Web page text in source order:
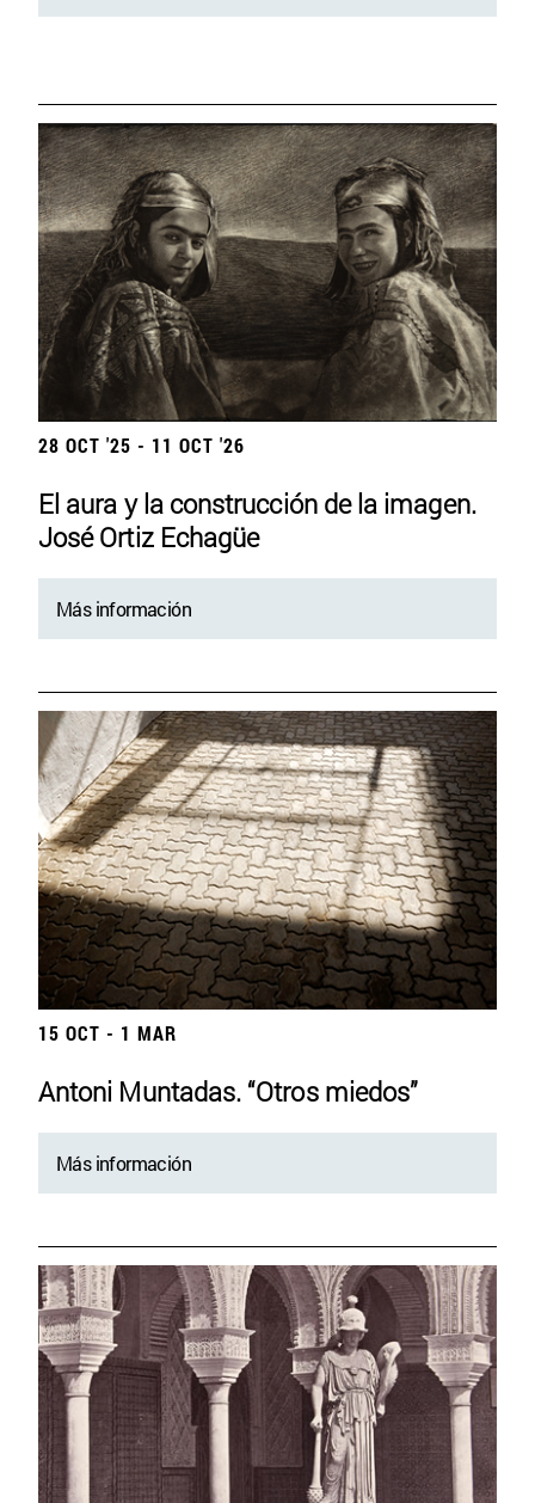
28 OCT '25 - 11 OCT '26
El aura y la construcción de la imagen.
José Ortiz Echagüe
Más información
15 OCT - 1 MAR
Antoni Muntadas. “Otros miedos”
Más información